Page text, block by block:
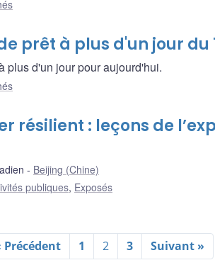
prêt à plus d'un jour du
plus d'un jour pour aujourd'hui.
résilient : leçons de
Beijing (Chine)
publiques, Exposés
Précédent 1 2 3 Suivant »